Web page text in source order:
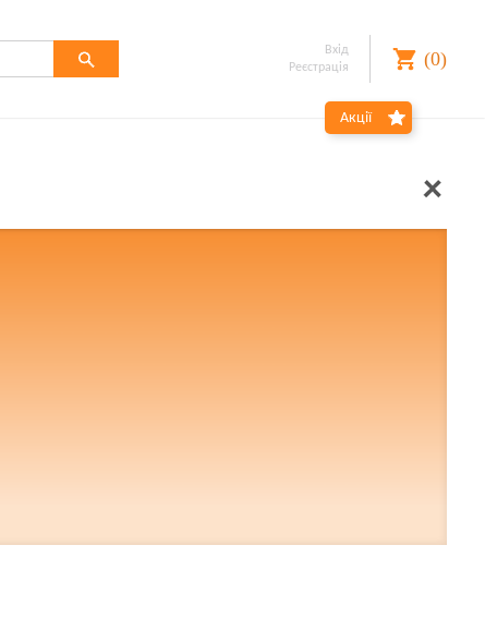
Вхід
Реєстрація
Забули
пароль?
(0)
Акції